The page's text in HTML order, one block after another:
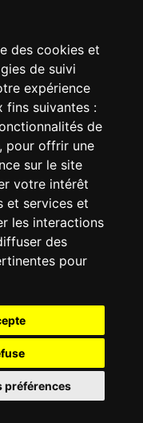
des cookies et
de suivi
expérience
fins suivantes :
de
, pour offrir une
sur le site
votre intérêt
et services et
les interactions
des
pour
préférences
48V DC
intégré
60 VDC. Tension